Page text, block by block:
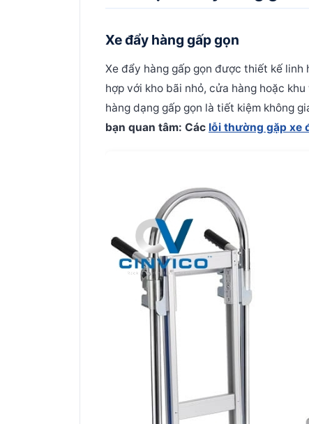
Xe đẩy hàng gấp gọn
Xe đẩy hàng gấp gọn được thiết kế linh
hợp với kho bãi nhỏ, cửa hàng hoặc
hàng dạng gấp gọn là tiết kiệm không
bạn quan tâm: Các lỗi thường gặp xe